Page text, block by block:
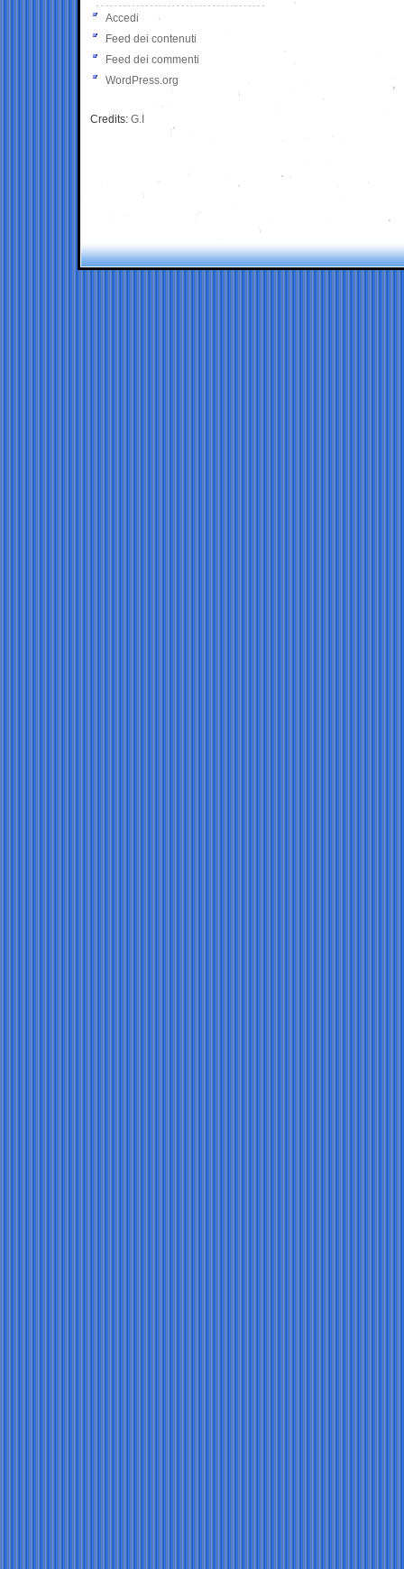
Accedi
Feed dei contenuti
Feed dei commenti
WordPress.org
Credits: G.I